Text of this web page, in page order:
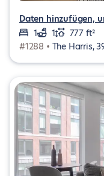
Daten hinzufügen,
1
1
777 ft²
#1288 • The Harris,